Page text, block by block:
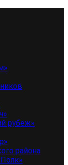
рубеж»
района